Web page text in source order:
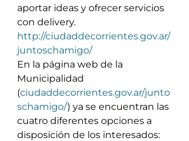
aportar ideas y ofrecer servicios
con delivery.
http://ciudaddecorrientes.gov.ar/
juntoschamigo/
En la página web de la
Municipalidad
(ciudaddecorrientes.gov.ar/junto
schamigo/) ya se encuentran las
cuatro diferentes opciones a
disposición de los interesados: